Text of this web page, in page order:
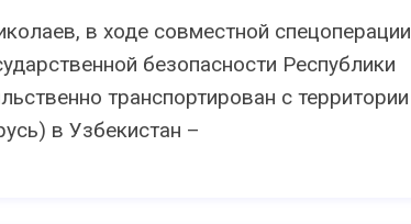
в ходе совместной спецоперации
безопасности Республики
транспортирован с территории
в Узбекистан –